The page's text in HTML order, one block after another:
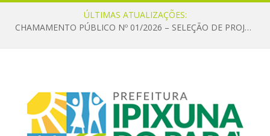
ÚLTIMAS ATUALIZAÇÕES:
CHAMAMENTO PÚBLICO Nº 01/2026 – SELEÇÃO DE PROJETOS PARA FIRMAR TERMO DE EXECUÇÃO CULTURAL COM RECURSOS DA POLÍTICA NACIONAL ALDIR BLANC DE FOMENTO À CULTURA – PNAB (LEI Nº 14.399/2022)